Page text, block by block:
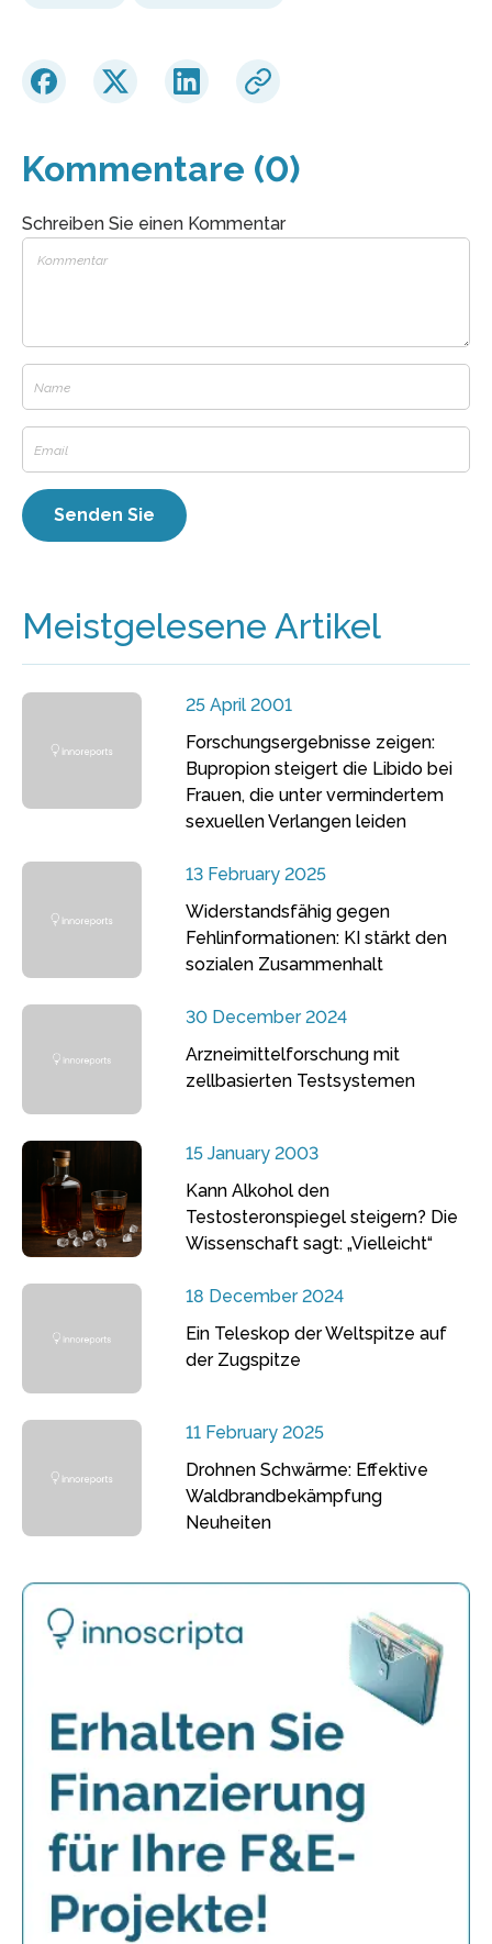
Kommentare (0)
Schreiben Sie einen Kommentar
Meistgelesene Artikel
25 April 2001
Forschungsergebnisse zeigen:
Bupropion steigert die Libido bei
Frauen, die unter vermindertem
sexuellen Verlangen leiden
13 February 2025
Widerstandsfähig gegen
Fehlinformationen: KI stärkt den
sozialen Zusammenhalt
30 December 2024
Arzneimittelforschung mit
zellbasierten Testsystemen
15 January 2003
Kann Alkohol den
Testosteronspiegel steigern? Die
Wissenschaft sagt: „Vielleicht“
18 December 2024
Ein Teleskop der Weltspitze auf
der Zugspitze
11 February 2025
Drohnen Schwärme: Effektive
Waldbrandbekämpfung
Neuheiten